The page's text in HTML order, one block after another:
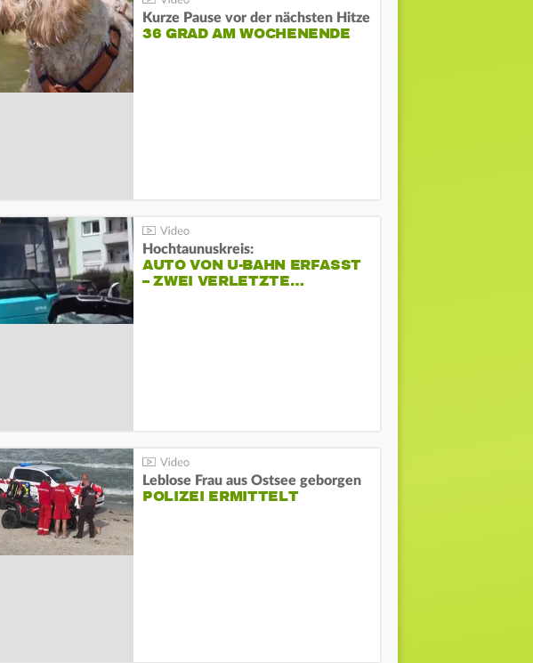
Kurze Pause vor der nächsten Hitze
36 GRAD AM WOCHENENDE
Hochtaunuskreis:
AUTO VON U-BAHN ERFASST
– ZWEI VERLETZTE…
Leblose Frau aus Ostsee geborgen
POLIZEI ERMITTELT